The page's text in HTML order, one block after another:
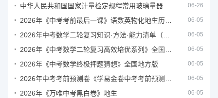
中华人民共和国国家计量检定规程常用玻璃量器 06-26
06-05
06-05
06-05
2026年《中考数学终极押题猜想》全国地方版 06-05
06-05
2026年《万唯中考黑白卷》地生 06-05